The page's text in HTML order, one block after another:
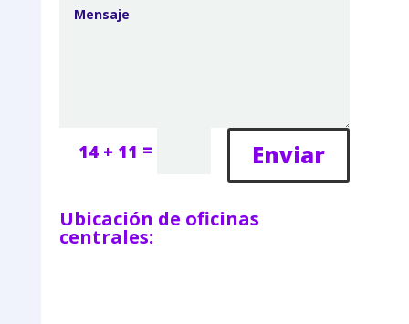
14 + 11 = Enviar
Ubicación de oficinas
centrales: